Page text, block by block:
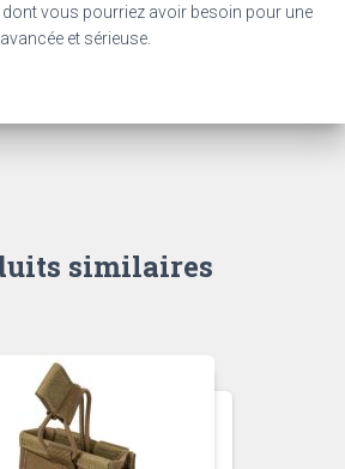
dont vous pourriez avoir besoin pour une
et sérieuse.
similaires